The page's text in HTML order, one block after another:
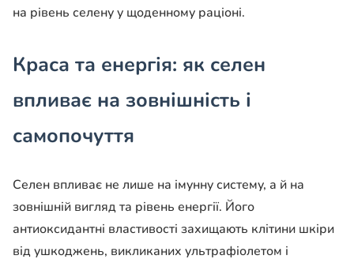
на рівень селену у щоденному раціоні.
Краса та енергія: як селен
впливає на зовнішність і
самопочуття
Селен впливає не лише на імунну систему, а й на
зовнішній вигляд та рівень енергії. Його
антиоксидантні властивості захищають клітини шкіри
від ушкоджень, викликаних ультрафіолетом і